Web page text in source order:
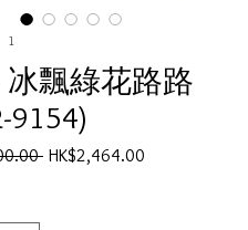
1
冰飄綠花路路
9154)
一HK$2,464.00